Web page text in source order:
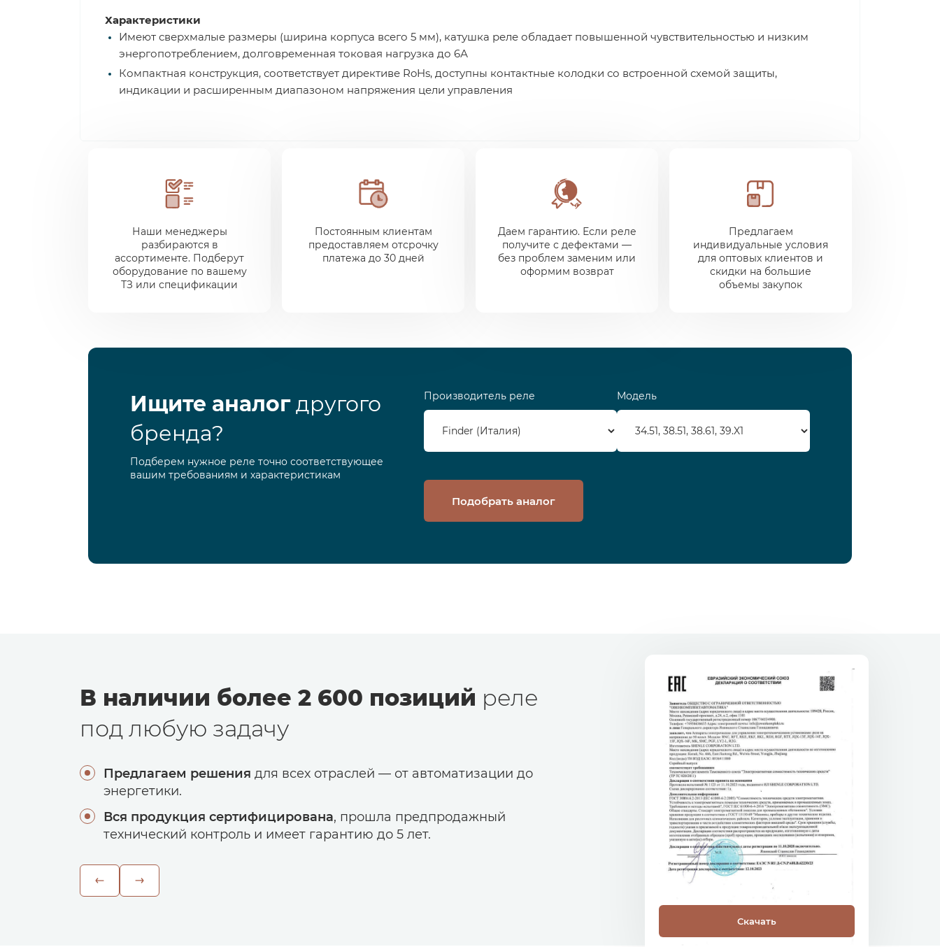
Характеристики
Имеют сверхмалые размеры (ширина корпуса всего 5 мм), катушка реле обладает повышенной чувствительностью и низким
энергопотреблением, долговременная токовая нагрузка до 6А
Компактная конструкция, соответствует директиве RoHs, доступны контактные колодки со встроенной схемой защиты,
индикации и расширенным диапазоном напряжения цели управления
Наши менеджеры
разбираются в
ассортименте. Подберут
оборудование по вашему
ТЗ или спецификации
Постоянным клиентам
предоставляем отсрочку
платежа до 30 дней
Даем гарантию. Если реле
получите с дефектами —
без проблем заменим или
оформим возврат
Предлагаем
индивидуальные условия
для оптовых клиентов и
скидки на большие
объемы закупок
Ищите аналогдругого
бренда?
Подберем нужное реле точно соответствующее
вашим требованиям и характеристикам
Производитель реле Модель
Подобрать аналог
В наличии более 2 600 позиций реле
под любую задачу
Предлагаем решения для всех отраслей — от автоматизации до
энергетики.
Вся продукция сертифицирована, прошла предпродажный
технический контроль и имеет гарантию до 5 лет.
Скачать